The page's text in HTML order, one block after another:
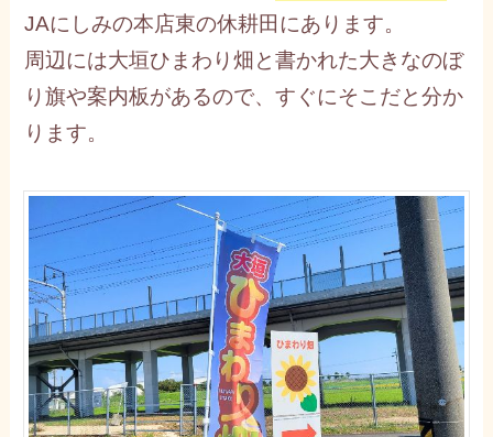
JAにしみの本店東の休耕田にあります。
周辺には大垣ひまわり畑と書かれた大きなのぼ
り旗や案内板があるので、すぐにそこだと分か
ります。